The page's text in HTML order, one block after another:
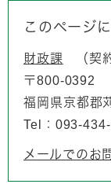
このページ
財政課
契
〒800-0392
福岡県京都郡
Tel：093-
メールでのお